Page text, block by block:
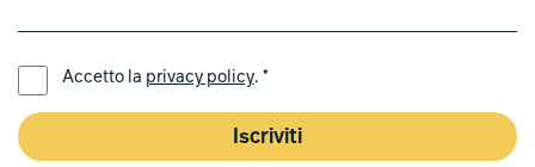
Accetto la privacy policy. *
Iscriviti